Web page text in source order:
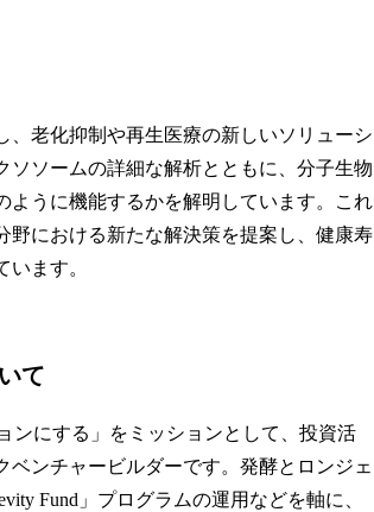
、老化抑制や再生医療の新しいソリューシ
ソソームの詳細な解析とともに、分子生物
ように機能するかを解明しています。これ
野における新たな解決策を提案し、健康寿
ます。
て
ンにする」をミッションとして、投資活
ンチャービルダーです。発酵とロンジェ
Fund」プログラムの運用などを軸に、